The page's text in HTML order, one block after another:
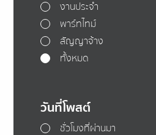
งานประจำ
พาร์ทไทม์
สัญญาจ้าง
ทั้งหมด
วันที่โพสต์
ชั่วโมงที่ผ่านมา